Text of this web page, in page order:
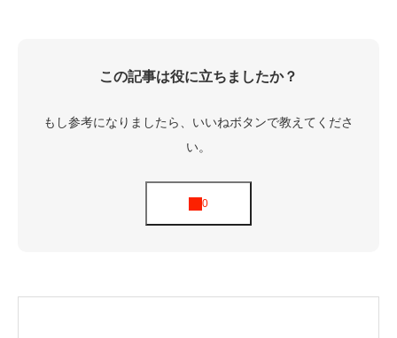
この記事は役に立ちましたか？
もし参考になりましたら、いいねボタンで教えてくださ
い。